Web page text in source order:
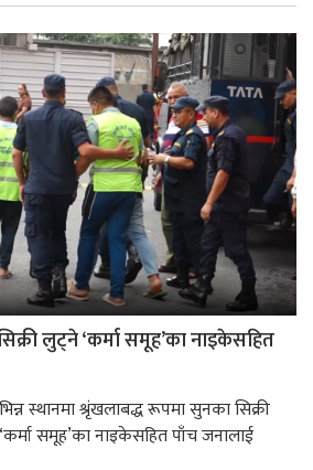
लुट्ने ‘कर्मा समूह’का नाइकेसहित
स्थानमा श्रृंखलाबद्ध रूपमा सुनका सिक्री
समूह’का नाइकेसहित पाँच जनालाई